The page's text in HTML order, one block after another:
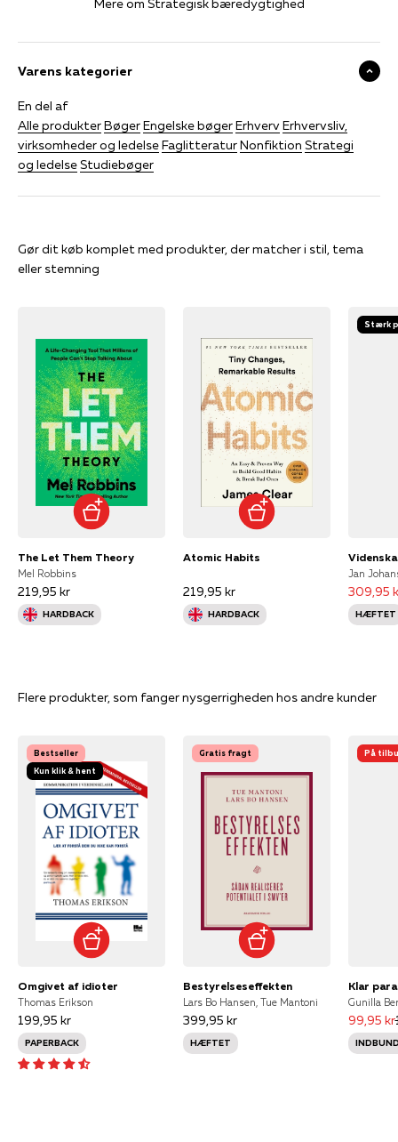
Mere om Strategisk bæredygtighed
Varens kategorier
En del af
Alle produkterBøgerEngelske bøgerErhvervErhvervsliv,
virksomheder og ledelseFaglitteraturNonfiktion Strategi
og ledelseStudiebøger
Gør dit køb komplet med produkter, der matcher i stil, tema
eller stemning
The Let Them Theory
Mel Robbins
219,95 kr
HARDBACK
Atomic Habits
219,95 kr
HARDBACK
Stærk
Jan
309,95
HÆFTET
Flere produkter, som fanger nysgerrigheden hos andre kunder
Bestseller
Kun klik & hent
Omgivet af idioter
Thomas Erikson
199,95 kr
PAPERBACK
Gratis fragt
Bestyrelseseffekten
Lars Bo Hansen, Tue Mantoni
399,95 kr
HÆFTET
På
Klar
99,95 kr